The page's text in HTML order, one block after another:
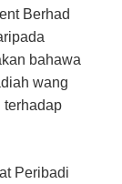
Berhad
bahawa
wang
terhadap
Peribadi